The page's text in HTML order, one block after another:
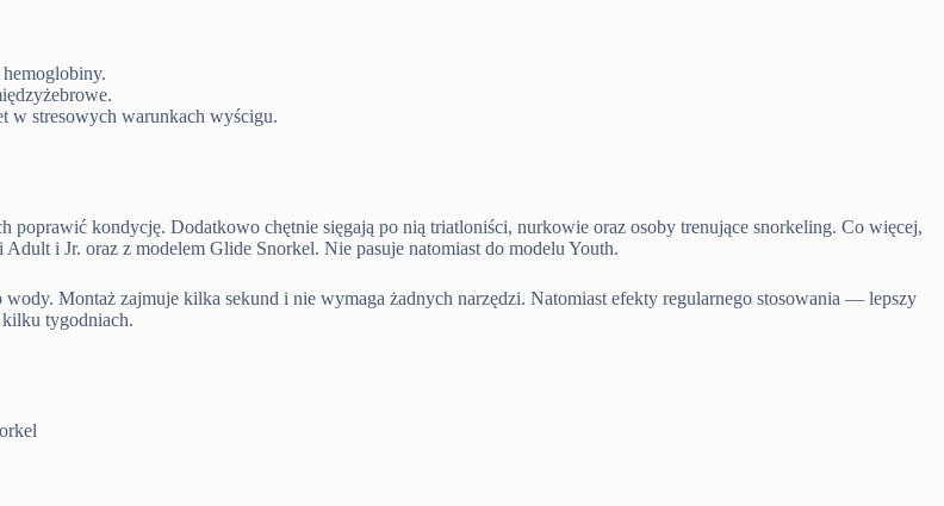
w stresowych warunkach wyścigu.
kondycję. Dodatkowo chętnie sięgają po nią triatloniści, nurkowie oraz osoby trenujące snorkeling. Co więcej,
i Jr. oraz z modelem Glide Snorkel. Nie pasuje natomiast do modelu Youth.
Montaż zajmuje kilka sekund i nie wymaga żadnych narzędzi. Natomiast efekty regularnego stosowania — lepszy
tygodniach.